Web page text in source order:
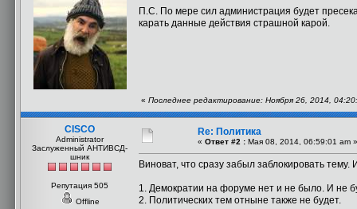
П.С. По мере сил администрация будет
карать данные действия страшной карой.
« Последнее редактирование: Ноября 26, 2014,
CISCO
Administrator
Заслуженный АНТИВСД-
шник
Репутация 505
Offline
Re: Политика
« Ответ #2 : Мая 08, 2014, 06:59:01 am »
Виноват, что сразу забыл заблокировать тему.
1. Демократии на форуме нет и не было. И не
2. Политических тем отныне также не будет.